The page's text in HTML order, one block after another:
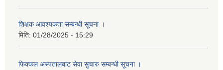
शिक्षक आवश्यकता सम्बन्धी सूचना ।
मिति: 01/28/2025 - 15:29
फिक्कल अस्पतालबाट सेवा सुचारु सम्बन्धी सूचना ।